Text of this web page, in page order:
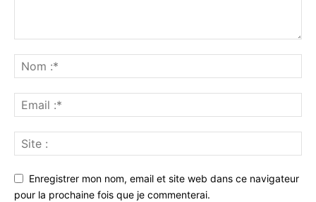
Enregistrer mon nom, email et site web dans ce navigateur
pour la prochaine fois que je commenterai.